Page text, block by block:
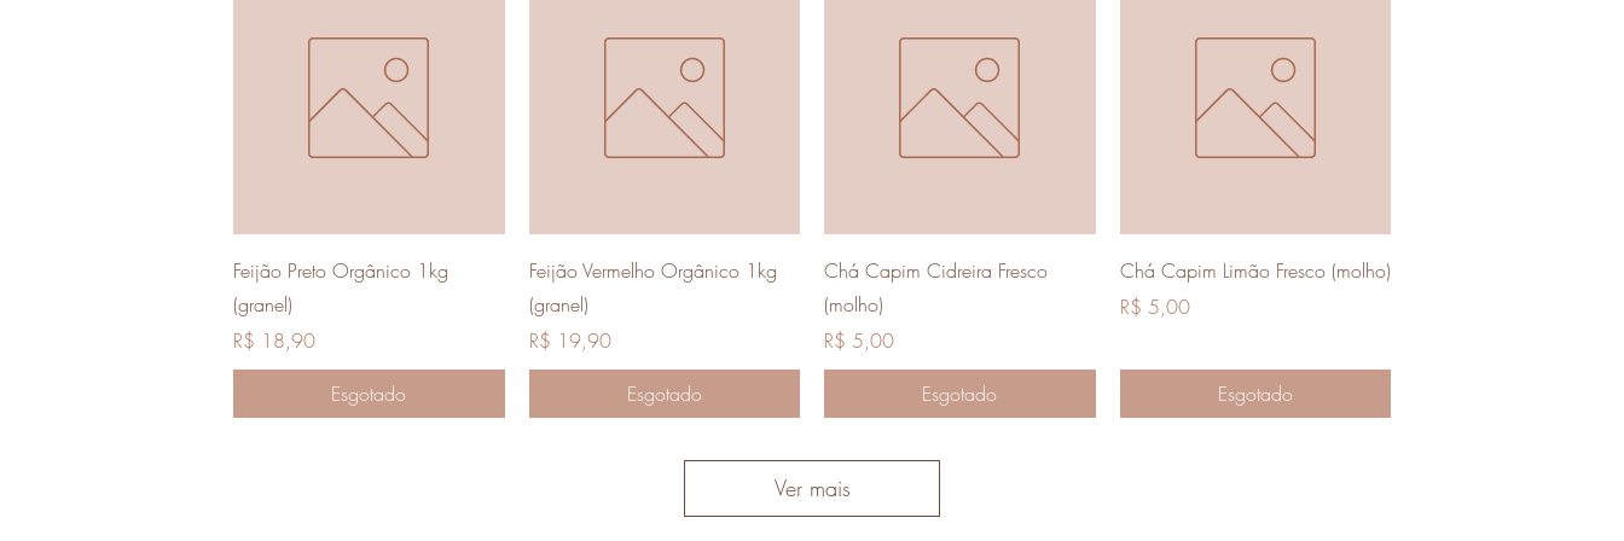
Visualização rápida
Feijão Preto Orgânico 1kg
(granel)
Preço
R$ 18,90
Esgotado
Visualização rápida
Feijão Vermelho Orgânico 1kg
(granel)
Preço
R$ 19,90
Esgotado
Visualização rápida
Chá Capim Cidreira Fresco
(molho)
Preço
R$ 5,00
Esgotado
Visualização rápida
Chá Capim Limão Fresco (molho)
Preço
R$ 5,00
Esgotado
Ver mais